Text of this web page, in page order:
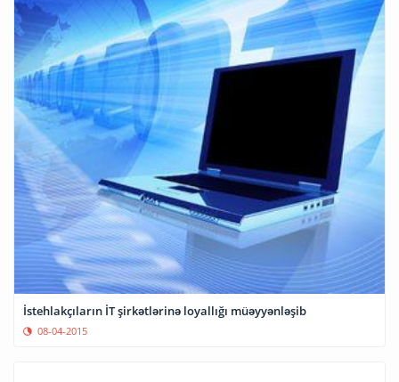
İstehlakçıların İT şirkətlərinə loyallığı müəyyənləşib
08-04-2015